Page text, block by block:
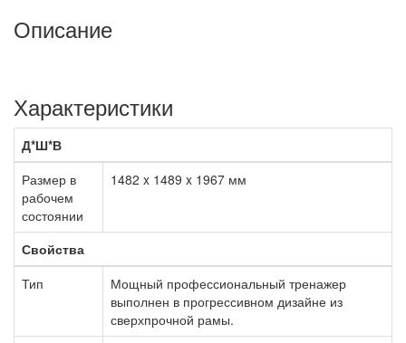
Описание
Характеристики
Д*Ш*В
Размер в
рабочем
состоянии
1482 x 1489 x 1967 мм
Свойства
Тип
Мощный профессиональный тренажер
выполнен в прогрессивном дизайне из
сверхпрочной рамы.